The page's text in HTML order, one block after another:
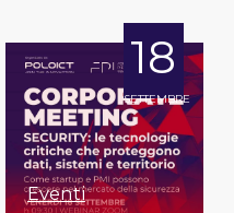
18
SETTEMBRE
Eventi